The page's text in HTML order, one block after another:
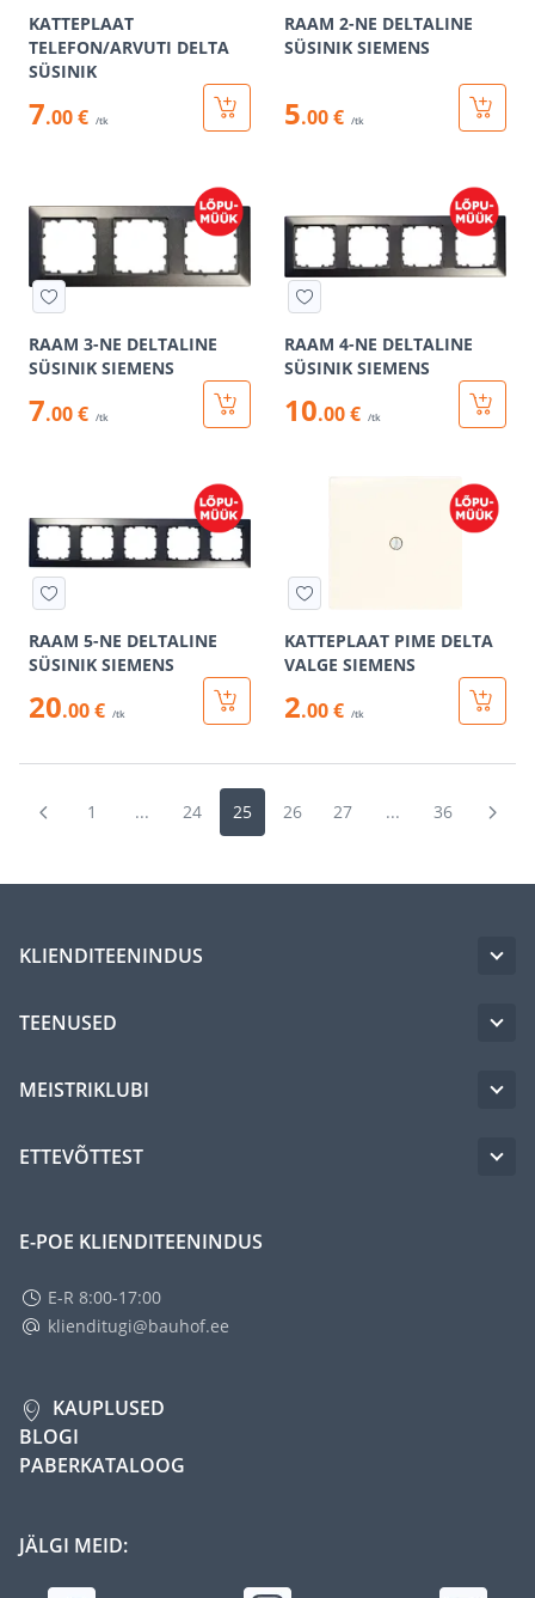
KATTEPLAAT
TELEFON/ARVUTI DELTA
SÜSINIK
7.00 € /tk
RAAM 2-NE DELTALINE
SÜSINIK SIEMENS
5.00 € /tk
RAAM 3-NE DELTALINE
SÜSINIK SIEMENS
7.00 € /tk
RAAM 4-NE DELTALINE
SÜSINIK SIEMENS
10.00 € /tk
RAAM 5-NE DELTALINE
SÜSINIK SIEMENS
20.00 € /tk
KATTEPLAAT PIME DELTA
VALGE SIEMENS
2.00 € /tk
1 ... 24 25 26 27 ... 36
KLIENDITEENINDUS
TEENUSED
MEISTRIKLUBI
ETTEVÕTTEST
E-POE KLIENDITEENINDUS
E-R 8:00-17:00
klienditugi@bauhof.ee
KAUPLUSED
BLOGI
PABERKATALOOG
JÄLGI MEID: